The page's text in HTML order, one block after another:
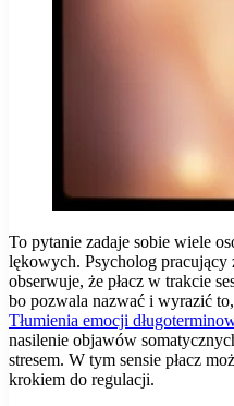
To pytanie zadaje sobie wiele
lękowych. Psycholog pracujący
obserwuje, że płacz w trakcie
bo pozwala nazwać i wyrazić
Tłumienia emocji
nasilenie objawów
stresem. W tym sensie płacz
krokiem do regulacji.